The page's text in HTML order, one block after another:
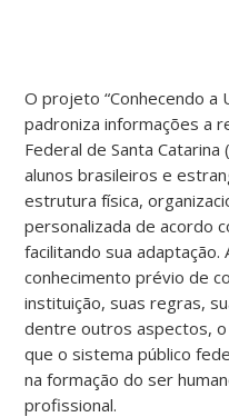
O projeto “Conhecendo a
padroniza informações a
Federal de Santa Catarina
alunos brasileiros e
estrutura física,
personalizada de acordo
facilitando sua adaptação.
conhecimento prévio de
instituição, suas regras,
dentre outros aspectos,
que o sistema público
na formação do ser
profissional.